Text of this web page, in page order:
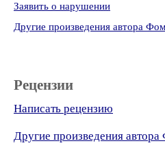
Заявить о нарушении
Другие произведения автора
Рецензии
Написать рецензию
Другие произведения